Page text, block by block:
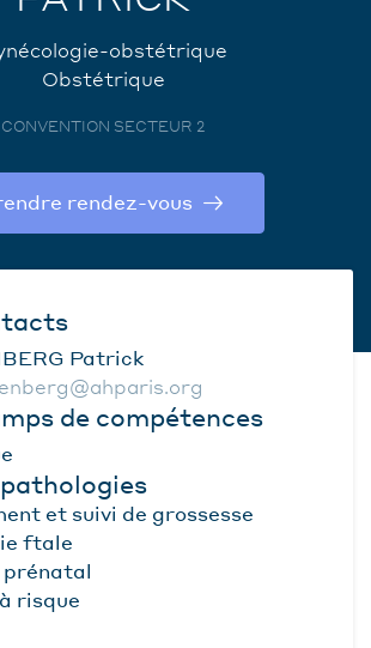
obstétrique
Obstétrique
CONVENTION SECTEUR 2
rendez-vous
Patrick
de compétences
et suivi de grossesse
ftale
risque